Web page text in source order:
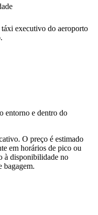
executivo do aeroporto
entorno e dentro do
O preço é estimado
em horários de pico ou
à disponibilidade no
bagagem.